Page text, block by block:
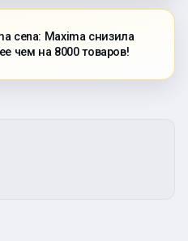
cena: Maxima снизила
чем на 8000 товаров!